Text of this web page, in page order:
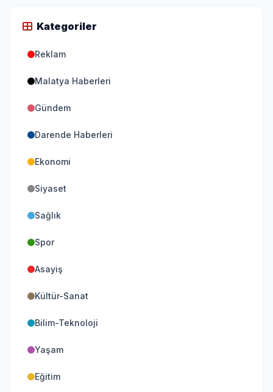
Kategoriler
Reklam
Malatya Haberleri
Gündem
Darende Haberleri
Ekonomi
Siyaset
Sağlık
Spor
Asayiş
Kültür-Sanat
Bilim-Teknoloji
Yaşam
Eğitim